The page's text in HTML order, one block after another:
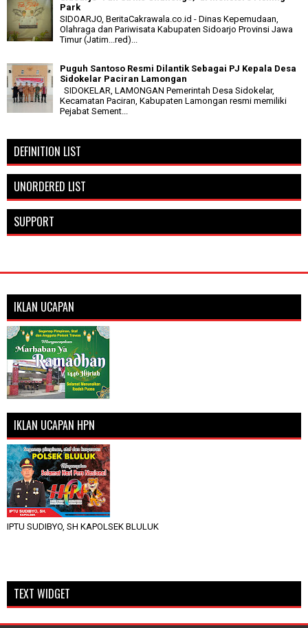
Park
SIDOARJO, BeritaCakrawala.co.id - Dinas Kepemudaan,
Olahraga dan Pariwisata Kabupaten Sidoarjo Provinsi Jawa
Timur (Jatim...red)...
Puguh Santoso Resmi Dilantik Sebagai PJ Kepala Desa
Sidokelar Paciran Lamongan
SIDOKELAR, LAMONGAN Pemerintah Desa Sidokelar,
Kecamatan Paciran, Kabupaten Lamongan resmi memiliki
Pejabat Sement...
DEFINITION LIST
UNORDERED LIST
SUPPORT
IKLAN UCAPAN
IKLAN UCAPAN HPN
IPTU SUDIBYO, SH KAPOLSEK BLULUK
TEXT WIDGET